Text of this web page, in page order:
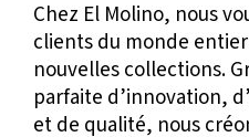
Chez El Molino, nous
clients du monde
nouvelles collections.
parfaite d’innovation,
et de qualité, nous